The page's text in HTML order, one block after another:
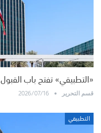
«التطبيقي» تفتح باب القبول 5 أغسطس
قسم التحرير
2026/07/16
التطبيقي